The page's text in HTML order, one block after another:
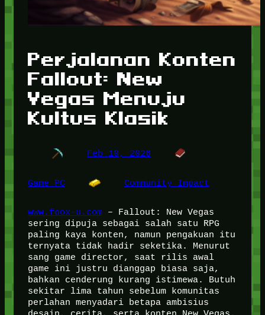
Perjalanan Konten
Fallout: New
Vegas Menuju
Kultus Klasik
Feb 10, 2026
Game PC Community Impact
www.foox-u.com– Fallout: New Vegas
sering dipuja sebagai salah satu RPG
paling kaya konten, namun pengakuan itu
ternyata tidak hadir seketika. Menurut
sang game director, saat rilis awal
game ini justru dianggap biasa saja,
bahkan cenderung kurang istimewa. Butuh
sekitar lima tahun sebelum komunitas
perlahan menyadari betapa ambisius